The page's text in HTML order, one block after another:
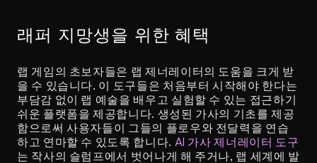
래퍼 지망생을 위한 혜택
랩 게임의 초보자들은 랩 제너레이터의 도움을 크게 받
을 수 있습니다. 이 도구들은 처음부터 시작해야 한다는
부담감 없이 랩 예술을 배우고 실험할 수 있는 접근하기
쉬운 플랫폼을 제공합니다. 생성된 가사의 기초를 제공
함으로써 사용자들이 그들의 플로우와 전달력을 연습
하고 연마할 수 있도록 합니다. AI 가사 제너레이터 도구
는 작사의 슬럼프에서 벗어나게 해 주거나, 랩 세계에 발